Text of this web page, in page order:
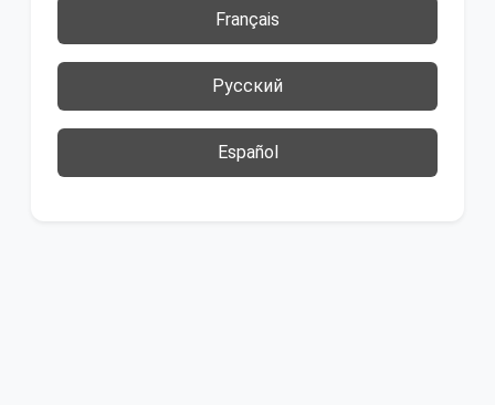
Français
Русский
Español